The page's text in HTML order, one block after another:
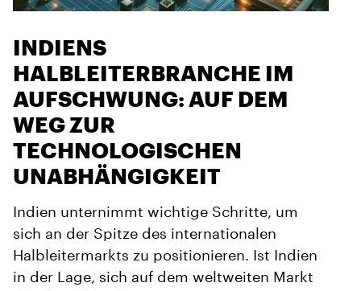
INDIENS
HALBLEITERBRANCHE IM
AUFSCHWUNG: AUF DEM
WEG ZUR
TECHNOLOGISCHEN
UNABHÄNGIGKEIT
Indien unternimmt wichtige Schritte, um
sich an der Spitze des internationalen
Halbleitermarkts zu positionieren. Ist Indien
in der Lage, sich auf dem weltweiten Markt